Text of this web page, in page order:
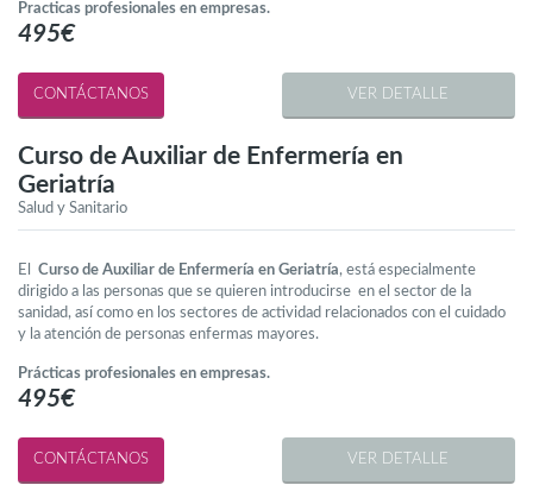
Practicas profesionales en empresas.
495€
VER DETALLE
Curso de Auxiliar de Enfermería en
Geriatría
Salud y Sanitario
El Curso de Auxiliar de Enfermería en Geriatría, está especialmente
dirigido a las personas que se quieren introducirse en el sector de la
sanidad, así como en los sectores de actividad relacionados con el cuidado
y la atención de personas enfermas mayores.
Prácticas profesionales en empresas.
495€
VER DETALLE